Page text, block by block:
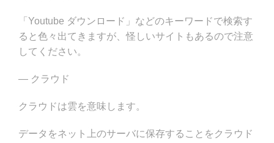
「Youtube ダウンロード」などのキーワードで検索す
ると色々出てきますが、怪しいサイトもあるので注意
してください。
— クラウド
クラウドは雲を意味します。
データをネット上のサーバに保存することをクラウド